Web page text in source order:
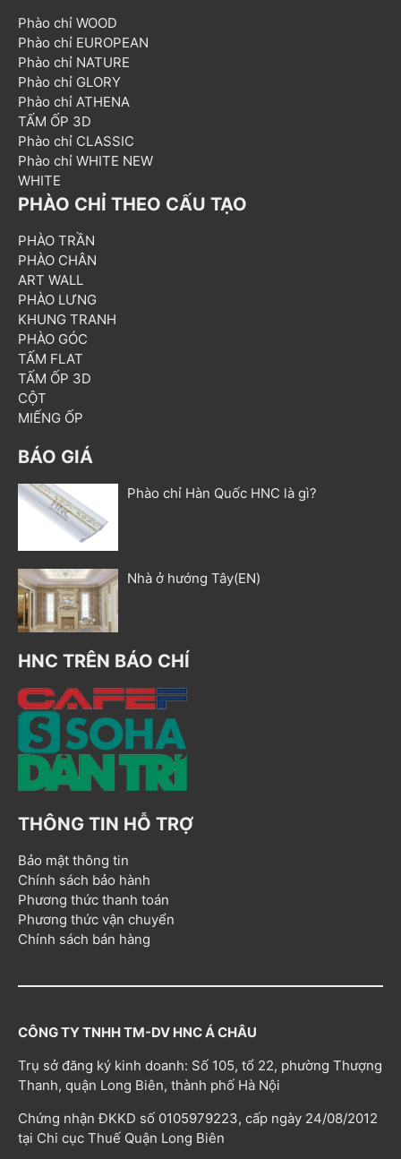
Phào chỉ WOOD
Phào chỉ EUROPEAN
Phào chỉ NATURE
Phào chỉ GLORY
Phào chỉ ATHENA
TẤM ỐP 3D
Phào chỉ CLASSIC
Phào chỉ WHITE NEW
WHITE
PHÀO CHỈ THEO CẤU TẠO
PHÀO TRẦN
PHÀO CHÂN
ART WALL
PHÀO LƯNG
KHUNG TRANH
PHÀO GÓC
TẤM FLAT
TẤM ỐP 3D
CỘT
MIẾNG ỐP
BÁO GIÁ
Phào chỉ Hàn Quốc HNC là gì?
Nhà ở hướng Tây(EN)
HNC TRÊN BÁO CHÍ
THÔNG TIN HỖ TRỢ
Bảo mật thông tin
Chính sách bảo hành
Phương thức thanh toán
Phương thức vận chuyển
Chính sách bán hàng
CÔNG TY TNHH TM-DV HNC Á CHÂU
Trụ sở đăng ký kinh doanh: Số 105, tổ 22, phường Thượng
Thanh, quận Long Biên, thành phố Hà Nội
Chứng nhận ĐKKD số 0105979223, cấp ngày 24/08/2012
tại Chi cục Thuế Quận Long Biên